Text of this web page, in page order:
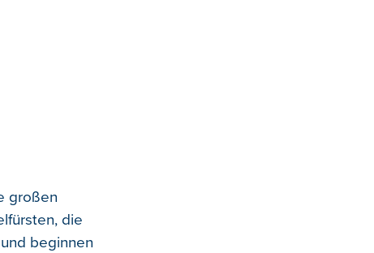
großen
die
beginnen